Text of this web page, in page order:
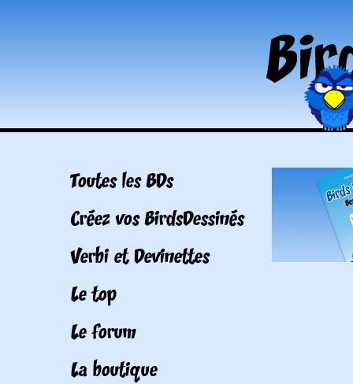
Toutes les BDs
Créez vos BirdsDessinés
Verbi et Devinettes
Le top
Le forum
La boutique